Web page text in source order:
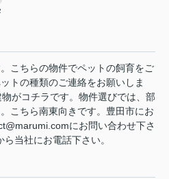
こちらの物件でペットの飼育をご
トの種類のご連絡をお願いしま
がコチラです。物件選びでは、部
こちら南東向きです。豊田市にお
にお問い合わせ下さ
当社にお電話下さい。